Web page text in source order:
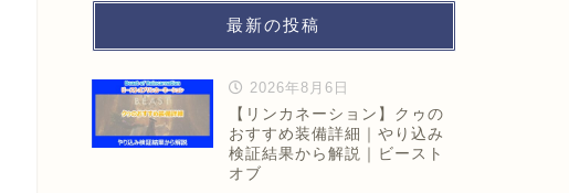
最新の投稿
2026年8月6日
【リンカネーション】クゥの
おすすめ装備詳細｜やり込み
検証結果から解説｜ビースト
オブ